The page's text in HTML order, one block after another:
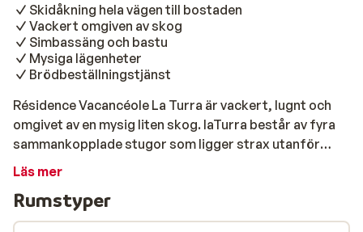
Skidåkning hela vägen till bostaden
Vackert omgiven av skog
Simbassäng och bastu
Mysiga lägenheter
Brödbeställningstjänst
Résidence Vacancéole La Turra är vackert, lugnt och
omgivet av en mysig liten skog. laTurra består av fyra
sammankopplade stugor som ligger strax utanför
centrala Valfréjus. Vid goda snöförhållanden kan du
charmiga lägenheterna är bekvämt inredda med
mycket varma färger, och gör att du känner dig som
Läs mer
Rumstyper